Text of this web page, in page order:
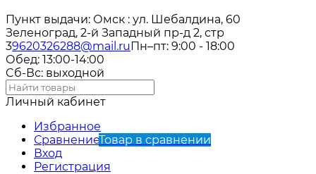
Пункт выдачи: Омск : ул. Шебалдина, 60
Зеленоград, 2-й Западный пр-д 2, стр
39620326288@mail.ruПн–пт: 9:00 - 18:00
Обед: 13:00-14:00
Cб-Вс: выходной
Личный кабинет
Избранное
СравнениеТовар в сравнении
Вход
Регистрация